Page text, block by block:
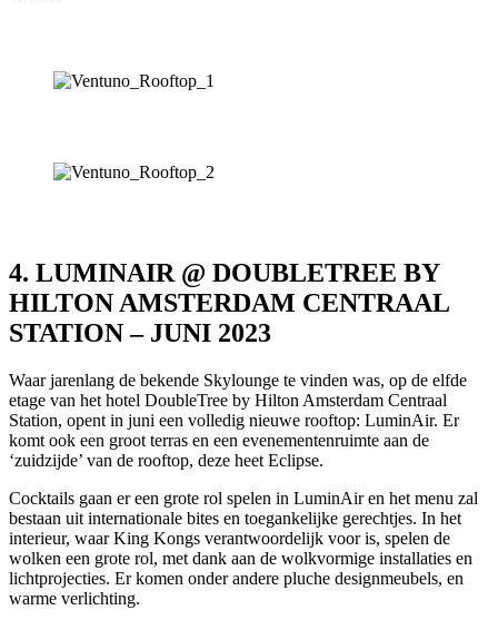
4. LUMINAIR @ DOUBLETREE BY
HILTON AMSTERDAM CENTRAAL
STATION – JUNI 2023
Waar jarenlang de bekende Skylounge te vinden was, op de elfde
etage van het hotel DoubleTree by Hilton Amsterdam Centraal
Station, opent in juni een volledig nieuwe rooftop: LuminAir. Er
komt ook een groot terras en een evenementenruimte aan de
‘zuidzijde’ van de rooftop, deze heet Eclipse.
Cocktails gaan er een grote rol spelen in LuminAir en het menu zal
bestaan uit internationale bites en toegankelijke gerechtjes. In het
interieur, waar King Kongs verantwoordelijk voor is, spelen de
wolken een grote rol, met dank aan de wolkvormige installaties en
lichtprojecties. Er komen onder andere pluche designmeubels, en
warme verlichting.